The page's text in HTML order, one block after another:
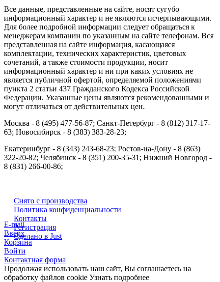
Все данные, представленные на сайте, носят сугубо
информационный характер и не являются исчерпывающими.
Для более подробной информации следует обращаться к
менеджерам компании по указанным на сайте телефонам. Вся
представленная на сайте информация, касающаяся
комплектации, технических характеристик, цветовых
сочетаний, а также стоимости продукции, носит
информационный характер и ни при каких условиях не
является публичной офертой, определяемой положениями
пункта 2 статьи 437 Гражданского Кодекса Российской
Федерации. Указанные цены являются рекомендованными и
могут отличаться от действительных цен.
Москва - 8 (495) 477-56-87; Санкт-Петербург - 8 (812) 317-17-
63; Новосибирск - 8 (383) 383-28-23;
Екатеринбург - 8 (343) 243-68-23; Ростов-на-Дону - 8 (863)
322-20-82; Челябинск - 8 (351) 200-35-31; Нижний Новгород -
8 (831) 266-00-86;
Снято с производства
Политика конфиденциальности
Контакты
Регистрация
Сделано в Just
E-mail
Вверх
Корзина
Войти
Контактная форма
Продолжая использовать наш сайт, Вы соглашаетесь на
обработку файлов cookie Узнать подробнее